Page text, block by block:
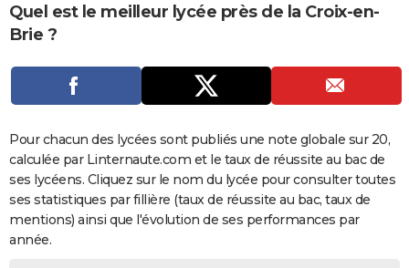
CARTE DE VOEUX
Dictionnaire
Biographies
Expressions
Proverbes
PROGRAMME TV
COPAINS D'AVANT
S'inscrire
Se connecter
Lycées
Collèges
Primaires
Universités
Entreprises
Service militaire
Avis de recherche
AVIS DE DÉCÈS
FORUM
Bricolage
Lifestyle
Culture
Sport
Auto
Television
Voyage
Cinema
Quel est le meilleur lycée près de la Croix-en-
Brie ?
Pour chacun des lycées sont publiés une note globale sur 20,
calculée par Linternaute.com et le taux de réussite au bac de
ses lycéens. Cliquez sur le nom du lycée pour consulter toutes
ses statistiques par fillière (taux de réussite au bac, taux de
mentions) ainsi que l'évolution de ses performances par
année.